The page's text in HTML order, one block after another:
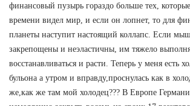
финансовый пузырь гораздо больше тех,
времени видел мир, и если он лопнет, то для
планеты наступит настоящий коллапс. Если
закрепощены и неэластичны, им тяжело
восстанавливаться и расти. Теперь у меня есть
бульона а утром и вправду,проснулась как в
же,как же там мой холодец??? В Европе